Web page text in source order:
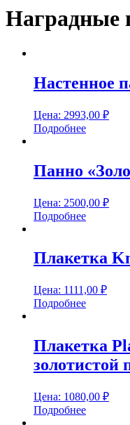
Наградные
Настенное
Цена: 2993,00 ₽
Подробнее
Панно
Цена: 2500,00 ₽
Подробнее
Плакетка
Цена: 1111,00 ₽
Подробнее
Плакетка
золотистой
Цена: 1080,00 ₽
Подробнее